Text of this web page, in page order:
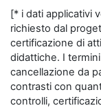
[* i dati applicativi
richiesto dal
certificazione di
didattiche. I
cancellazione da
contrasti con
controlli,